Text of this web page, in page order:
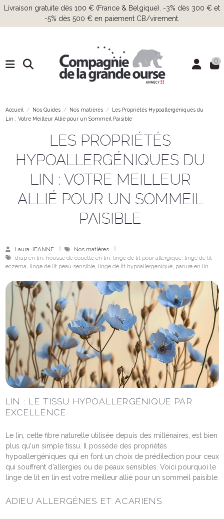
Livraison gratuite dès 100 €
-5% dès 500 € en
& Belgique). -3% dès 300 € et
CB/virement.
0
Accueil Nos Guides Nos matières
Les Propriétés Hypoallergéniques du
Lin : Votre Meilleur Allié pour un Sommeil Paisible
LES PROPRIÉTÉS
HYPOALLERGÉNIQUES DU
LIN : VOTRE MEILLEUR
ALLIÉ POUR UN SOMMEIL
PAISIBLE
Laura JEANNE
Nos matières
drap en lin, housse de couette en lin, linge de lit pour allergique, linge de lit
eczema, linge de lit peau sensible, linge de lit hypoallergenique, parure en lin
LIN : LE TISSU HYPOALLERGÉNIQUE PAR
EXCELLENCE
Le lin, cette fibre naturelle utilisée depuis des millénaires, est bien
plus qu'un simple tissu. Il possède des propriétés
hypoallergéniques qui en font un choix de prédilection pour ceux
qui souffrent d'allergies ou de peaux sensibles. Voici pourquoi le
linge de lit en lin est votre meilleur allié pour un sommeil paisible.
ADIEU ALLERGÈNES ET ACARIENS